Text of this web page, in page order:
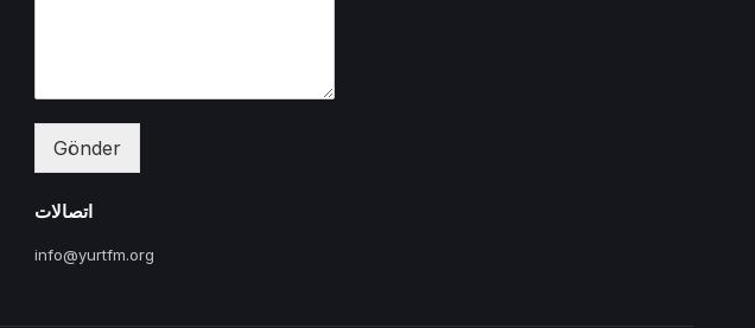
Gönder
اتصالات
info@yurtfm.org